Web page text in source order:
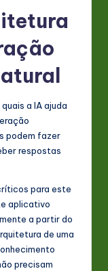
a IA ajuda
podem fazer
respostas
para este
aplicativo
a partir do
de uma
precisam